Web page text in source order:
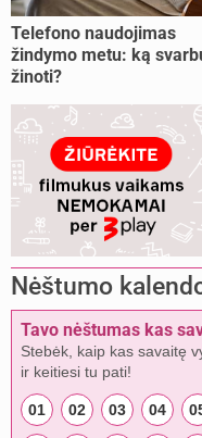
Telefono naudojimas
žindymo metu: ką
žinoti?
Nėštumo
Tavo nėštumas kas
Stebėk, kaip kas savaitę
ir keitiesi tu pati!
01 02 03 04